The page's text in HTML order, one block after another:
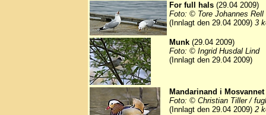
For full hals (29.04 2009)
Foto: © Tore Johannes Rell
(Innlagt den 29.04 2009) 3
Munk (29.04 2009)
Foto: © Ingrid Husdal Lind
(Innlagt den 29.04 2009)
Mandarinand i Mosvannet
Foto: © Christian Tiller /
(Innlagt den 29.04 2009) 2